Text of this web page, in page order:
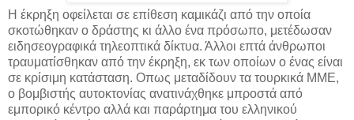
Η έκρηξη οφείλεται σε επίθεση καμικάζι από την οποία
σκοτώθηκαν ο δράστης κι άλλο ένα πρόσωπο, μετέδωσαν
ειδησεογραφικά τηλεοπτικά δίκτυα. Άλλοι επτά άνθρωποι
τραυματίσθηκαν από την έκρηξη, εκ των οποίων ο ένας είναι
σε κρίσιμη κατάσταση. Οπως μεταδίδουν τα τουρκικά ΜΜΕ,
ο βομβιστής αυτοκτονίας ανατινάχθηκε μπροστά από
εμπορικό κέντρο αλλά και παράρτημα του ελληνικού